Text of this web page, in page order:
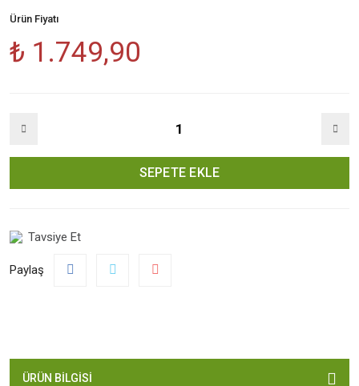
Ürün Fiyatı
₺ 1.749,90
SEPETE EKLE
Tavsiye Et
Paylaş
ÜRÜN BILGISI